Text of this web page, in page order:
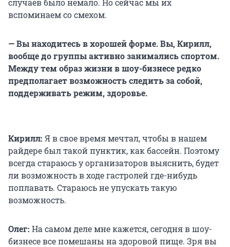
вспоминаем со смехом.
— Вы находитесь в хорошей форме. Вы, Кирилл,
вообще до группы активно занимались спортом.
Между тем образ жизни в шоу-бизнесе редко
предполагает возможность следить за собой,
поддерживать режим, здоровье.
Кирилл: Я в свое время мечтал, чтобы в нашем
райдере был такой пунктик, как бассейн. Поэтому
всегда стараюсь у организаторов выяснить, будет
ли возможность в ходе гастролей где-нибудь
поплавать. Стараюсь не упускать такую
возможность.
Олег: На самом деле мне кажется, сегодня в шоу-
бизнесе все помешаны на здоровой пище. Зря вы